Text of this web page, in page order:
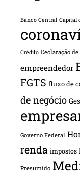
Banco Central Capital
Crédito Declaração
empreendedor
FGTS fluxo de
de negócio
Governo Federal
renda impostos
Presumido